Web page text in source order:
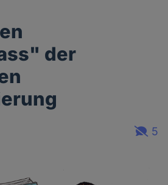
der
5